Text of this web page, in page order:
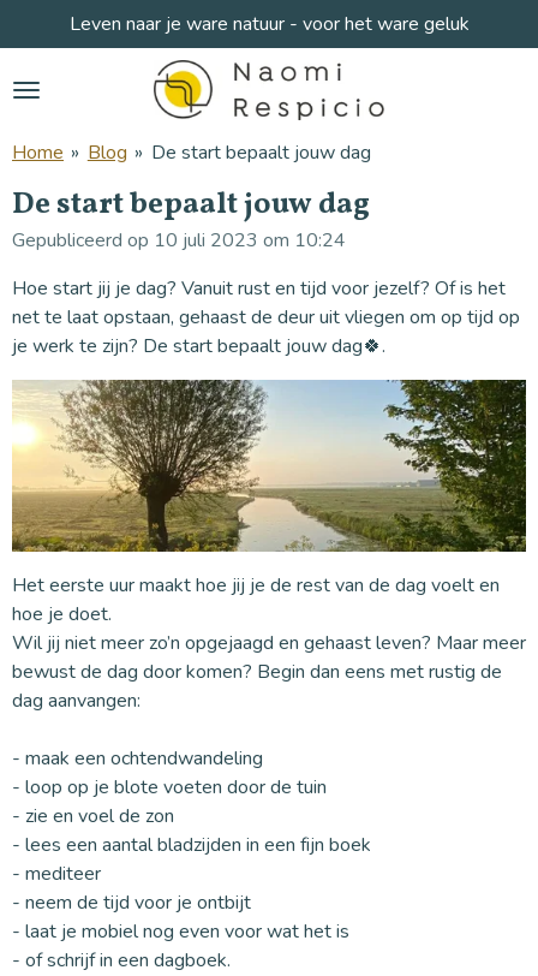
direct
naar
Leven naar je ware natuur - voor het ware geluk
Home » Blog » De start bepaalt jouw dag
De start bepaalt jouw dag
Gepubliceerd op 10 juli 2023 om 10:24
Hoe start jij je dag? Vanuit rust en tijd voor jezelf? Of is het
net te laat opstaan, gehaast de deur uit vliegen om op tijd op
je werk te zijn? De start bepaalt jouw dag🍀.
Het eerste uur maakt hoe jij je de rest van de dag voelt en
hoe je doet.
Wil jij niet meer zo’n opgejaagd en gehaast leven? Maar meer
bewust de dag door komen? Begin dan eens met rustig de
dag aanvangen:
- maak een ochtendwandeling
- loop op je blote voeten door de tuin
- zie en voel de zon
- lees een aantal bladzijden in een fijn boek
- mediteer
- neem de tijd voor je ontbijt
- laat je mobiel nog even voor wat het is
- of schrijf in een dagboek.